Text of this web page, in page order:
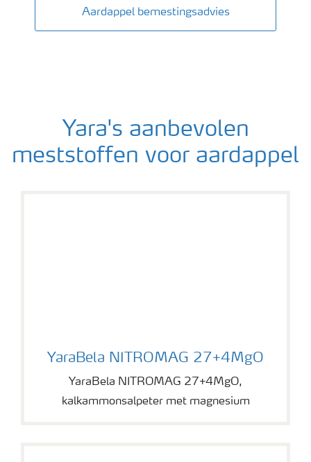
Aardappel bemestingsadvies
Yara's aanbevolen
meststoffen voor aardappel
YaraBela NITROMAG 27+4MgO
YaraBela NITROMAG 27+4MgO,
kalkammonsalpeter met magnesium